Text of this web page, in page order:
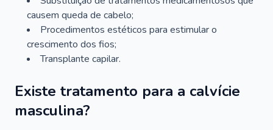
causem queda de cabelo;
Procedimentos estéticos para estimular o
crescimento dos fios;
Transplante capilar.
Existe tratamento para a calvície
masculina?